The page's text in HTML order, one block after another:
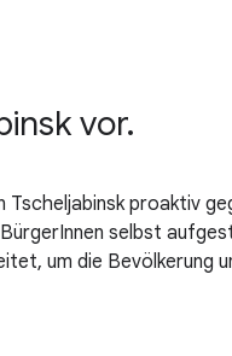
vor.
Tscheljabinsk proaktiv
selbst
um die Bevölkerung